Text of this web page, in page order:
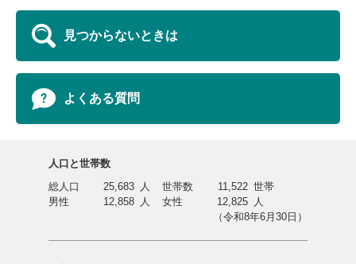
見つからないときは
よくある質問
人口と世帯数
総人口
25,683 人 世帯数 11,522 世帯
男性
12,858 人 女性 12,825
人
（令和8年6月30日）